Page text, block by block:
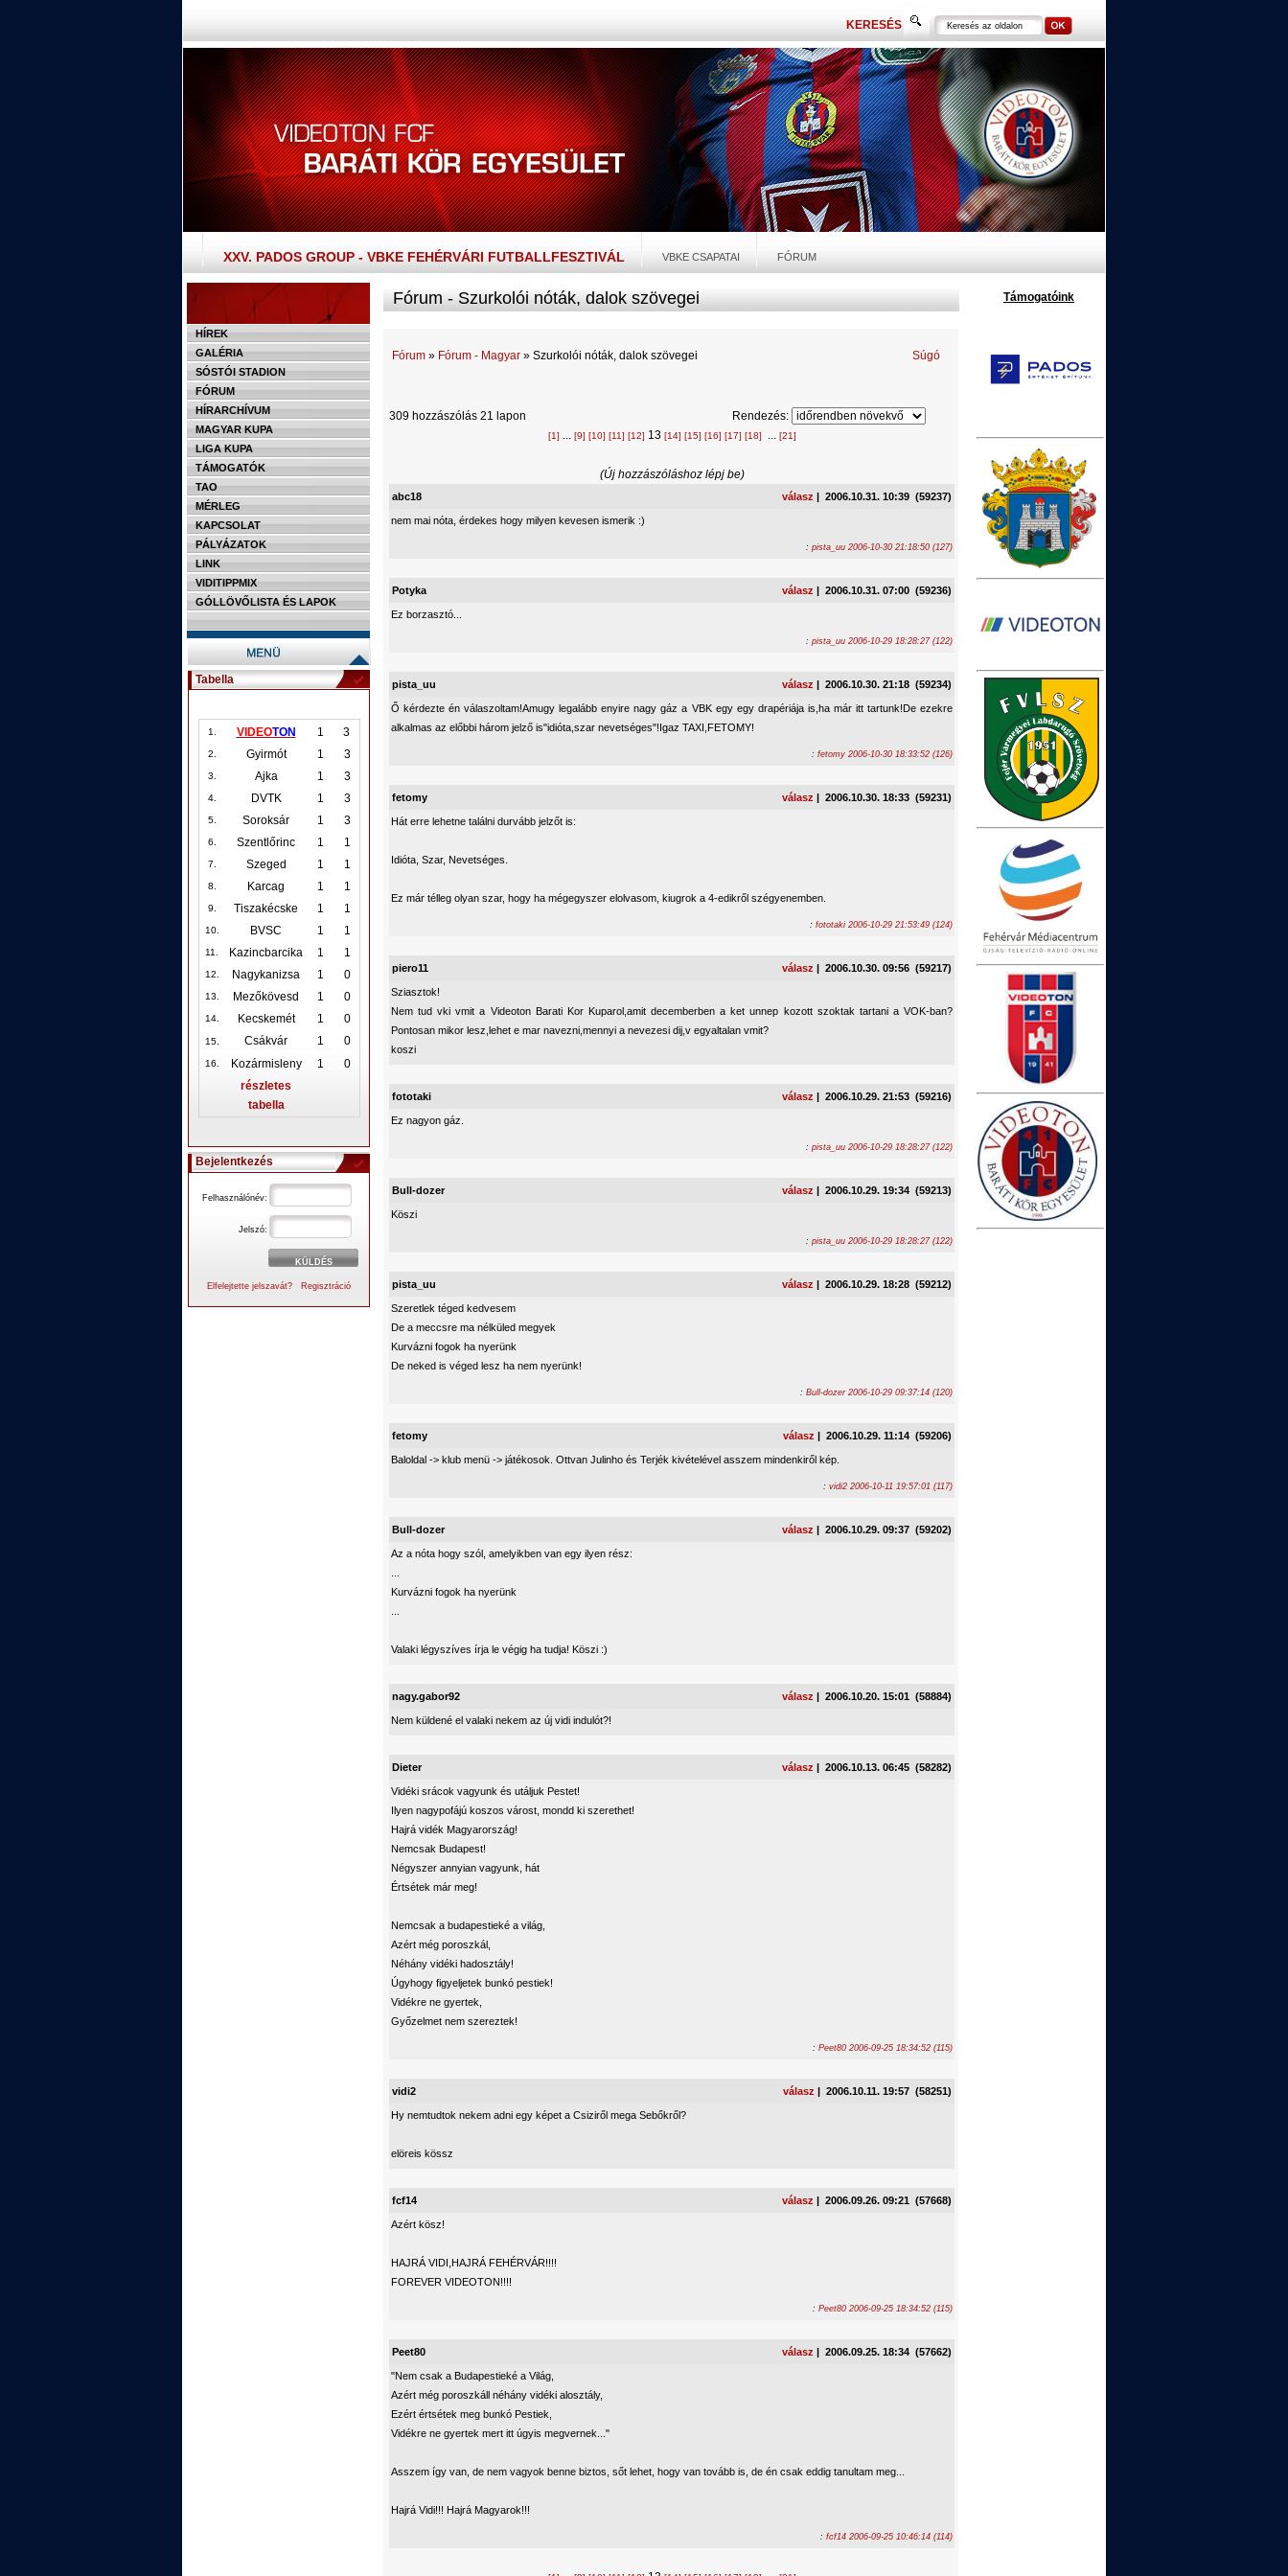
KERESÉS
XXV. PADOS GROUP - VBKE FEHÉRVÁRI FUTBALLFESZTIVÁL VBKE CSAPATAI FÓRUM
HÍREK
GALÉRIA
SÓSTÓI STADION
FÓRUM
HÍRARCHÍVUM
MAGYAR KUPA
LIGA KUPA
TÁMOGATÓK
TAO
MÉRLEG
KAPCSOLAT
PÁLYÁZATOK
LINK
VIDITIPPMIX
GÓLLÖVŐLISTA ÉS LAPOK
Tabella
1. VIDEOTON 1 3
2. Gyirmót 1 3
3. Ajka 1 3
4. DVTK 1 3
5. Soroksár 1 3
6. Szentlőrinc 1 1
7. Szeged 1 1
8. Karcag 1 1
9. Tiszakécske 1 1
10. BVSC 1 1
11. Kazincbarcika 1 1
12. Nagykanizsa 1 0
13. Mezőkövesd 1 0
14. Kecskemét 1 0
15. Csákvár 1 0
16. Kozármisleny 1
0
részletes
tabella
Bejelentkezés
Felhasználónév:
Jelszó:
Elfelejtette jelszavát? Regisztráció
Fórum - Szurkolói nóták, dalok szövegei
Fórum » Fórum - Magyar » Szurkolói nóták, dalok szövegei Súgó
309 hozzászólás 21 lapon Rendezés:
[1] ... [9] [10] [11] [12] 13 [14] [15] [16] [17] [18] ... [21]
(Új hozzászóláshoz lépj be)
abc18 válasz | 2006.10.31. 10:39 (59237)
nem mai nóta, érdekes hogy milyen kevesen ismerik :)
: pista_uu 2006-10-30 21:18:50 (127)
Potyka válasz | 2006.10.31. 07:00 (59236)
Ez borzasztó...
: pista_uu 2006-10-29 18:28:27 (122)
pista_uu válasz | 2006.10.30. 21:18 (59234)
Ő kérdezte én válaszoltam!Amugy legalább enyire nagy gáz a VBK egy egy drapériája is,ha már itt tartunk!De ezekre
alkalmas az előbbi három jelző is"idióta,szar nevetséges"!Igaz TAXI,FETOMY!
: fetomy 2006-10-30 18:33:52 (126)
fetomy válasz | 2006.10.30. 18:33 (59231)
Hát erre lehetne találni durvább jelzőt is:
Idióta, Szar, Nevetséges.
Ez már télleg olyan szar, hogy ha mégegyszer elolvasom, kiugrok a 4-edikről szégyenemben.
: fototaki 2006-10-29 21:53:49 (124)
piero11 válasz | 2006.10.30. 09:56 (59217)
Sziasztok!
Nem tud vki vmit a Videoton Barati Kor Kuparol,amit decemberben a ket unnep kozott szoktak tartani a VOK-ban?
Pontosan mikor lesz,lehet e mar navezni,mennyi a nevezesi dij,v egyaltalan vmit?
koszi
fototaki válasz | 2006.10.29. 21:53 (59216)
Ez nagyon gáz.
: pista_uu 2006-10-29 18:28:27 (122)
Bull-dozer válasz | 2006.10.29. 19:34 (59213)
Köszi
: pista_uu 2006-10-29 18:28:27 (122)
pista_uu válasz | 2006.10.29. 18:28 (59212)
Szeretlek téged kedvesem
De a meccsre ma nélküled megyek
Kurvázni fogok ha nyerünk
De neked is véged lesz ha nem nyerünk!
: Bull-dozer 2006-10-29 09:37:14 (120)
fetomy válasz | 2006.10.29. 11:14 (59206)
Baloldal -> klub menü -> játékosok. Ottvan Julinho és Terjék kivételével asszem mindenkiről kép.
: vidi2 2006-10-11 19:57:01 (117)
Bull-dozer válasz | 2006.10.29. 09:37 (59202)
Az a nóta hogy szól, amelyikben van egy ilyen rész:
Kurvázni fogok ha nyerünk
Valaki légyszíves írja le végig ha tudja! Köszi :)
nagy.gabor92 válasz | 2006.10.20. 15:01 (58884)
Nem küldené el valaki nekem az új vidi indulót?!
Dieter válasz | 2006.10.13. 06:45 (58282)
Vidéki srácok vagyunk és utáljuk Pestet!
Ilyen nagypofájú koszos várost, mondd ki szerethet!
Hajrá vidék Magyarország!
Nemcsak Budapest!
Négyszer annyian vagyunk, hát
Értsétek már meg!
Nemcsak a budapestieké a világ,
Azért még poroszkál,
Néhány vidéki hadosztály!
Úgyhogy figyeljetek bunkó pestiek!
Vidékre ne gyertek,
Győzelmet nem szereztek!
: Peet80 2006-09-25 18:34:52 (115)
vidi2 válasz | 2006.10.11. 19:57 (58251)
Hy nemtudtok nekem adni egy képet a Csiziről mega Sebőkről?
elöreis kössz
fcf14 válasz | 2006.09.26. 09:21 (57668)
Azért kösz!
HAJRÁ VIDI,HAJRÁ FEHÉRVÁR!!!!
FOREVER VIDEOTON!!!!
: Peet80 2006-09-25 18:34:52 (115)
Peet80 válasz | 2006.09.25. 18:34 (57662)
"Nem csak a Budapestieké a Világ,
Azért még poroszkáll néhány vidéki alosztály,
Ezért értsétek meg bunkó Pestiek,
Vidékre ne gyertek mert itt úgyis megvernek..."
Asszem így van, de nem vagyok benne biztos, sőt lehet, hogy van tovább is, de én csak eddig tanultam meg...
Hajrá Vidi!!! Hajrá Magyarok!!!
: fcf14 2006-09-25 10:46:14 (114)
Támogatóink